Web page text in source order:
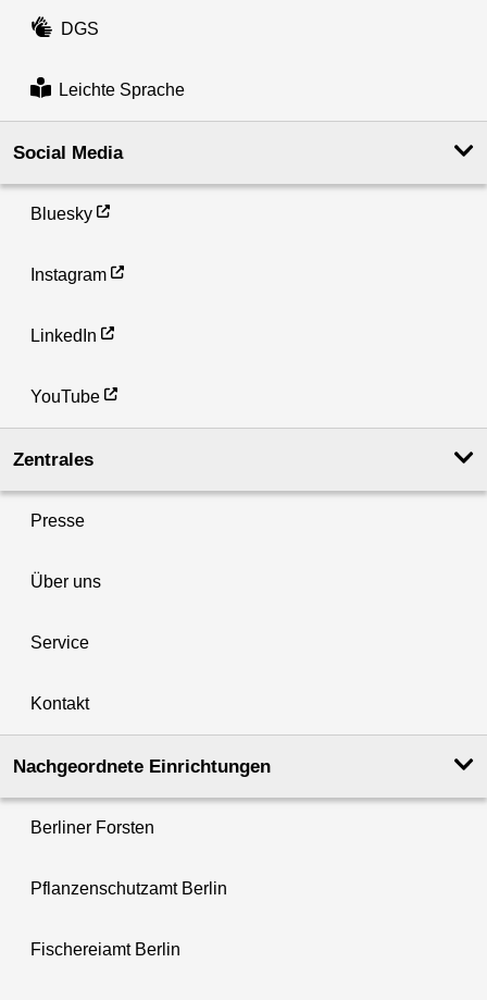
DGS
Leichte Sprache
Social Media
Bluesky
Instagram
LinkedIn
YouTube
Zentrales
Presse
Über uns
Service
Kontakt
Nachgeordnete Einrichtungen
Berliner Forsten
Pflanzenschutzamt Berlin
Fischereiamt Berlin